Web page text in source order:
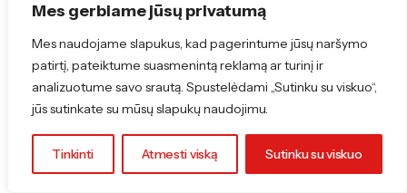
Mes gerbiame jūsų privatumą
Mes naudojame slapukus, kad pagerintume jūsų naršymo
patirtį, pateiktume suasmenintą reklamą ar turinį ir
analizuotume savo srautą. Spustelėdami „Sutinku su viskuo“,
jūs sutinkate su mūsų slapukų naudojimu.
Tinkinti Atmesti viską Sutinku su viskuo
čiuožimo sinteze. Gruodžio 9 d. Švyturio
arenoje scenoje susijungs žymiausi Lietuvos
muzikantai ir pasaulinio lygio čiuožėjai, o viską
papildys kvapą gniaužiantys šviesų bei lazerių
efektai.